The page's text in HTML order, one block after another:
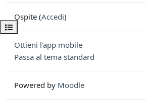
Apri indice del corso
Ospite (Accedi)
Ottieni l'app mobile
Passa al tema standard
Powered by Moodle